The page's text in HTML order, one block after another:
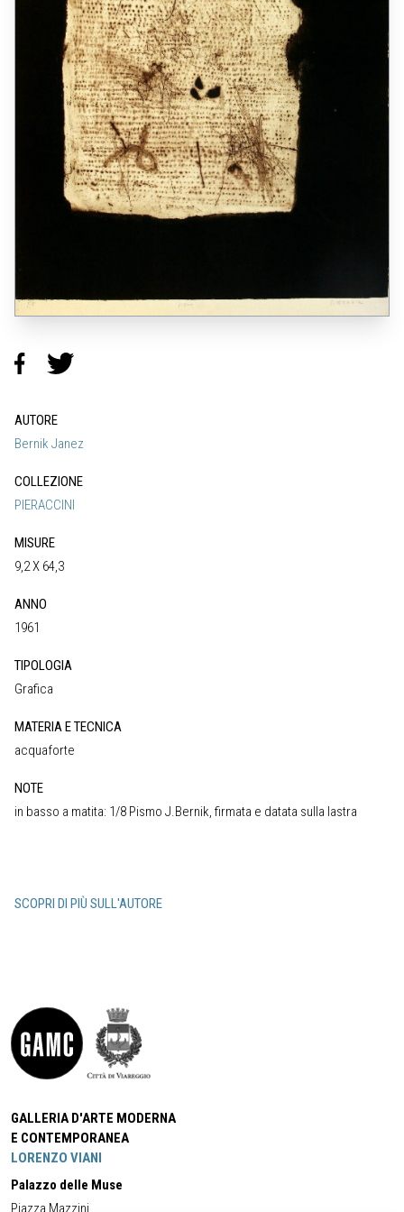
AUTORE
Bernik Janez
COLLEZIONE
PIERACCINI
MISURE
9,2 X 64,3
ANNO
1961
TIPOLOGIA
Grafica
MATERIA E TECNICA
acquaforte
NOTE
in basso a matita: 1/8 Pismo J.Bernik, firmata e datata sulla lastra
SCOPRI DI PIÙ SULL'AUTORE
GALLERIA D'ARTE MODERNA
E CONTEMPORANEA
LORENZO VIANI
Palazzo delle Muse
Piazza Mazzini